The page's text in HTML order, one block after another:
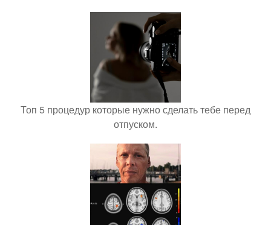
Топ 5 процедур которые нужно сделать тебе перед
отпуском.